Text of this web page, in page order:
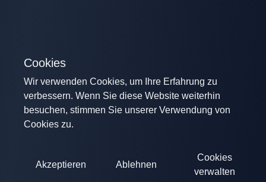
Cookies
Wir verwenden Cookies, um Ihre Erfahrung zu
verbessern. Wenn Sie diese Website weiterhin
besuchen, stimmen Sie unserer Verwendung von
Cookies zu.
Akzeptieren Ablehnen
Cookies
verwalten